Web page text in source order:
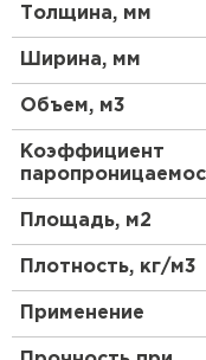
долговечностью,
выбором для
зданий.
Преимущества
Высокая
воздействиям
Простота
использовании
Толщина, мм
Ширина, мм
Объем, м3
Коэффициент
Площадь, м2
Плотность, кг/м3
Применение
Утеплитель